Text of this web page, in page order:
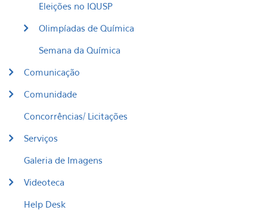
Eleições no IQUSP
Olimpíadas de Química
Semana da Química
Comunicação
Comunidade
Concorrências/ Licitações
Serviços
Galeria de Imagens
Videoteca
Help Desk